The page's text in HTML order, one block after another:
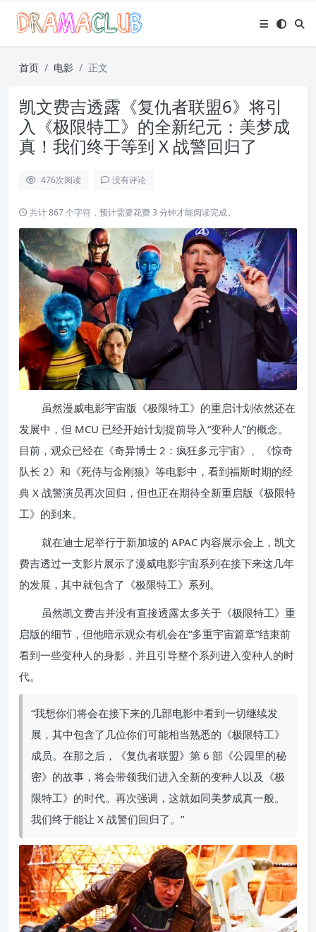
首页 电影 正文
凯文费吉透露《复仇者联盟6》将引
入《极限特工》的全新纪元：美梦成
真！我们终于等到 X 战警回归了
476次阅读 没有评论
共计 867 个字符，预计需要花费 3 分钟才能阅读完成。
虽然漫威电影宇宙版《极限特工》的重启计划依然还在
发展中，但 MCU 已经开始计划提前导入“变种人”的概念。
目前，观众已经在《奇异博士 2：疯狂多元宇宙》、《惊奇
队长 2》和《死侍与金刚狼》等电影中，看到福斯时期的经
典 X 战警演员再次回归，但也正在期待全新重启版《极限特
工》的到来。
就在迪士尼举行于新加坡的 APAC 内容展示会上，凯文
费吉透过一支影片展示了漫威电影宇宙系列在接下来这几年
的发展，其中就包含了《极限特工》系列。
虽然凯文费吉并没有直接透露太多关于《极限特工》重
启版的细节，但他暗示观众有机会在“多重宇宙篇章”结束前
看到一些变种人的身影，并且引导整个系列进入变种人的时
代。
“我想你们将会在接下来的几部电影中看到一切继续发
展，其中包含了几位你们可能相当熟悉的《极限特工》
成员。在那之后，《复仇者联盟》第 6 部《公园里的秘
密》的故事，将会带领我们进入全新的变种人以及《极
限特工》的时代。再次强调，这就如同美梦成真一般。
我们终于能让 X 战警们回归了。”